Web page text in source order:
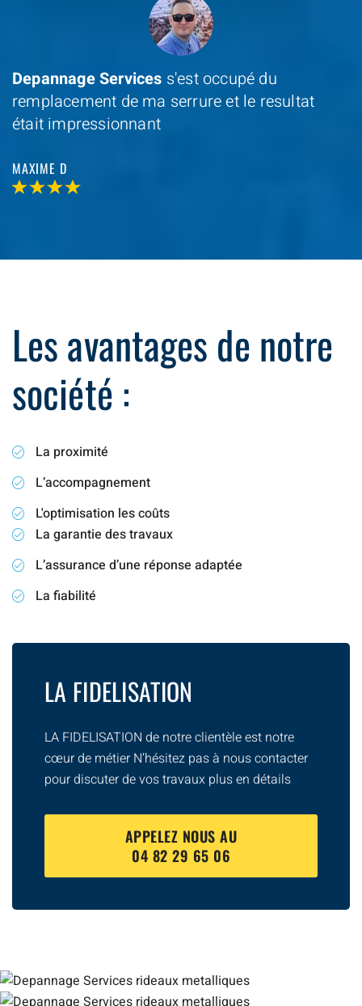
Depannage Services s'est occupé du
remplacement de ma serrure et le resultat
était impressionnant
MAXIME D
Les avantages de notre
société :
La proximité
L’accompagnement
L'optimisation les coûts
La garantie des travaux
L’assurance d’une réponse adaptée
La fiabilité
LA FIDELISATION
LA FIDELISATION de notre clientèle est notre
cœur de métier N’hésitez pas à nous contacter
pour discuter de vos travaux plus en détails
APPELEZ NOUS AU
04 82 29 65 06